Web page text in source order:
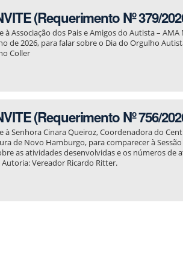
(Requerimento Nº 379/
à Associação dos Pais e Amigos do Autista –
de 2026, para falar sobre o Dia do Orgulho
Coller
(Requerimento Nº 756/
à Senhora Cinara Queiroz, Coordenadora do
de Novo Hamburgo, para comparecer à
as atividades desenvolvidas e os números
Autoria: Vereador Ricardo Ritter.